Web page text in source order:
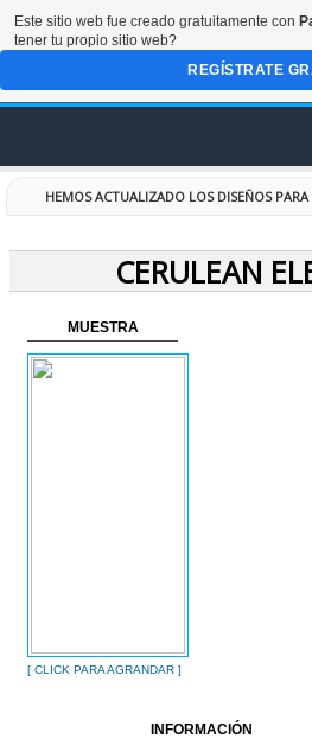
INICIO
FORO
CODIGOS
HEMOS ACTUALIZADO LOS DISEÑOS
CERULEAN
MUESTRA
[ CLICK PARA AGRANDAR ]
INFORMACIÓN
Este sitio web fue creado gratuitamente con
tener tu propio sitio web?
REGÍSTRATE